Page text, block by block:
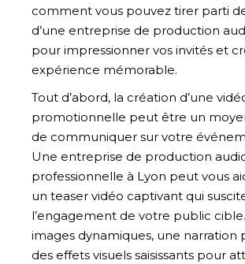
comment vous pouvez tirer parti
d’une entreprise de production
pour impressionner vos invités et
expérience mémorable.
Tout d’abord, la création d’une
promotionnelle peut être un
de communiquer sur votre
Une entreprise de production
professionnelle à Lyon peut vous
un teaser vidéo captivant qui
l’engagement de votre public
images dynamiques, une narration
des effets visuels saisissants pour